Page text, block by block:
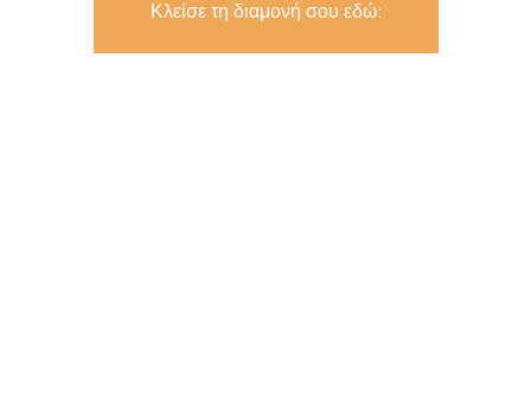
Κλείσε τη διαμονή σου εδώ: